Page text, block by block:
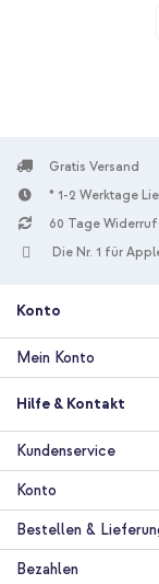
imoshion Design
Wandladegerät -
Kostenloser
Versand
imoshion Design
Gratis Versand
* 1-2 Werktage
60 Tage
Die Nr. 1 für
Konto
Mein Konto
Hilfe & Kontakt
Kundenservice
Konto
Bestellen &
Bezahlen